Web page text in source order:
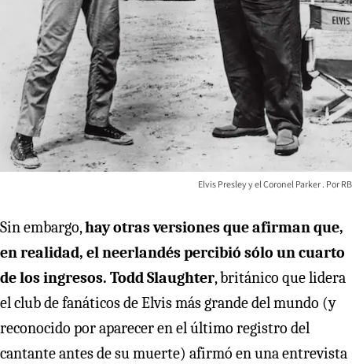
Elvis Presley y el Coronel Parker RB
Sin embargo,hay otras versiones que afirman que,
en realidad, el neerlandés percibió sólo un cuarto
de los ingresos. Todd Slaughter, británico que lidera
el club de fanáticos de Elvis más grande del mundo (y
reconocido por aparecer en el último registro del
cantante antes de su muerte) afirmó en una entrevista